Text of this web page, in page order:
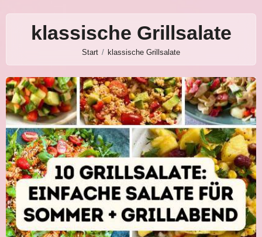
klassische Grillsalate
Start klassische Grillsalate